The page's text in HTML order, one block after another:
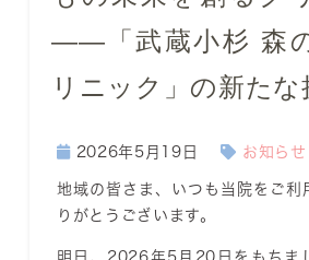
――「武蔵小杉 森
リニック」の新たな
2026年5月19日 お知らせ
地域の皆さま、いつも当院をご利
りがとうございます。
明日、2026年5月20日をもちま